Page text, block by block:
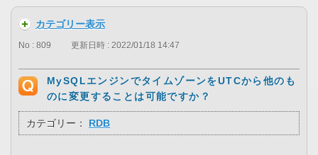
カテゴリー表示
No : 809 更新日時 : 2022/01/18 14:47
MySQLエンジンでタイムゾーンをUTCから他のも
のに変更することは可能ですか？
カテゴリー： RDB